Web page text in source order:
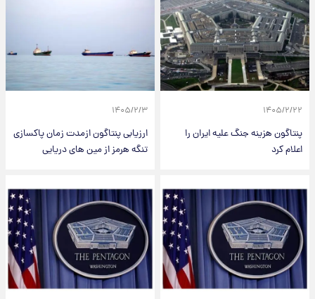
۱۴۰۵/۲/۲۲
پنتاگون هزینه جنگ علیه ایران را
اعلام کرد
۱۴۰۵/۲/۳
ارزیابی پنتاگون ازمدت زمان پاکسازی
تنگه هرمز از مین های دریایی